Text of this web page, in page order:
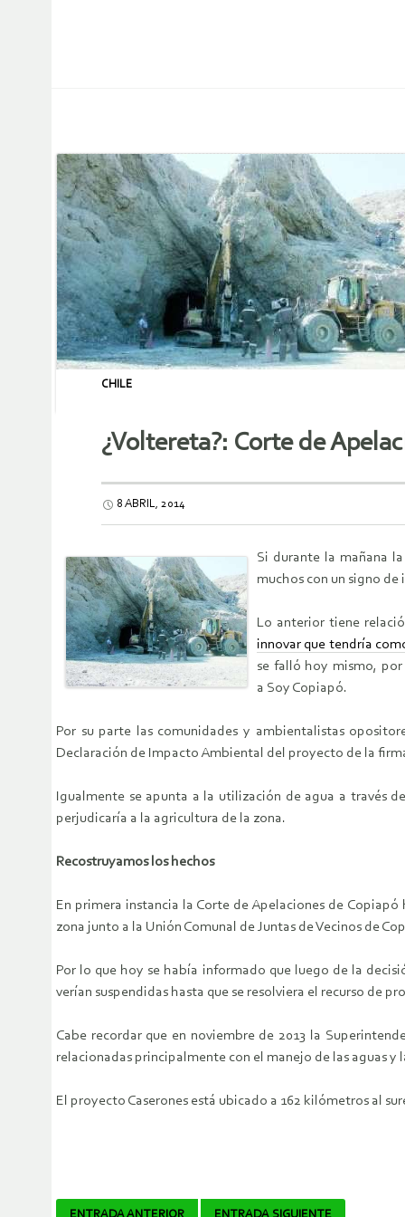
CHILE
¿Voltereta?: Corte de
8 ABRIL, 2014
Si durante la mañana
muchos con un signo
Lo anterior tiene
innovar que tendría
se falló hoy mismo, por
a Soy Copiapó.
Por su parte las comunidades y ambientalistas
Declaración de Impacto Ambiental del proyecto de la
Igualmente se apunta a la utilización de agua a través
perjudicaría a la agricultura de la zona.
Recostruyamos los hechos
En primera instancia la Corte de Apelaciones de
zona junto a la Unión Comunal de Juntas de Vecinos de
Por lo que hoy se había informado que luego de la
verían suspendidas hasta que se resolviera el recurso de
Cabe recordar que en noviembre de 2013 la
relacionadas principalmente con el manejo de las aguas
El proyecto Caserones está ubicado a 162 kilómetros al